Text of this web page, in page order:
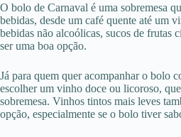
O bolo de Carnaval é uma sobremesa
bebidas, desde um café quente até um
bebidas não alcoólicas, sucos de frutas
ser uma boa opção.
Já para quem quer acompanhar o bolo
escolher um vinho doce ou licoroso,
sobremesa. Vinhos tintos mais leves
opção, especialmente se o bolo tiver